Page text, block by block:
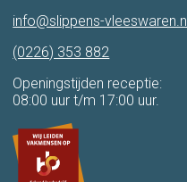
info@slippens-vleeswaren.nl
(0226) 353 882
Openingstijden receptie:
08:00 uur t/m 17:00 uur.